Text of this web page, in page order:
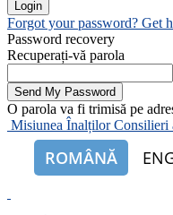
Forgot your password? Get
Password recovery
Recuperați-vă parola
O parola va fi trimisă pe
Misiunea Înalților Consilieri
ROMÂNĂ